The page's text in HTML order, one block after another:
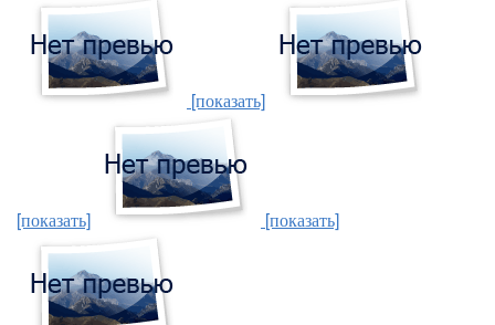
[показать]
[показать] [показать]